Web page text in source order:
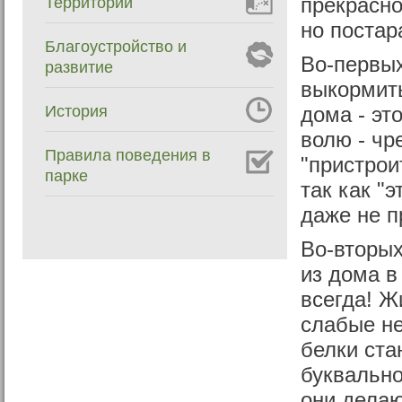
Благоустройство и
развитие
История
Правила поведения в
парке
но
Во-
дома -
волю -
так как
даже не
Во-
из дома
всегда!
слабые
белки